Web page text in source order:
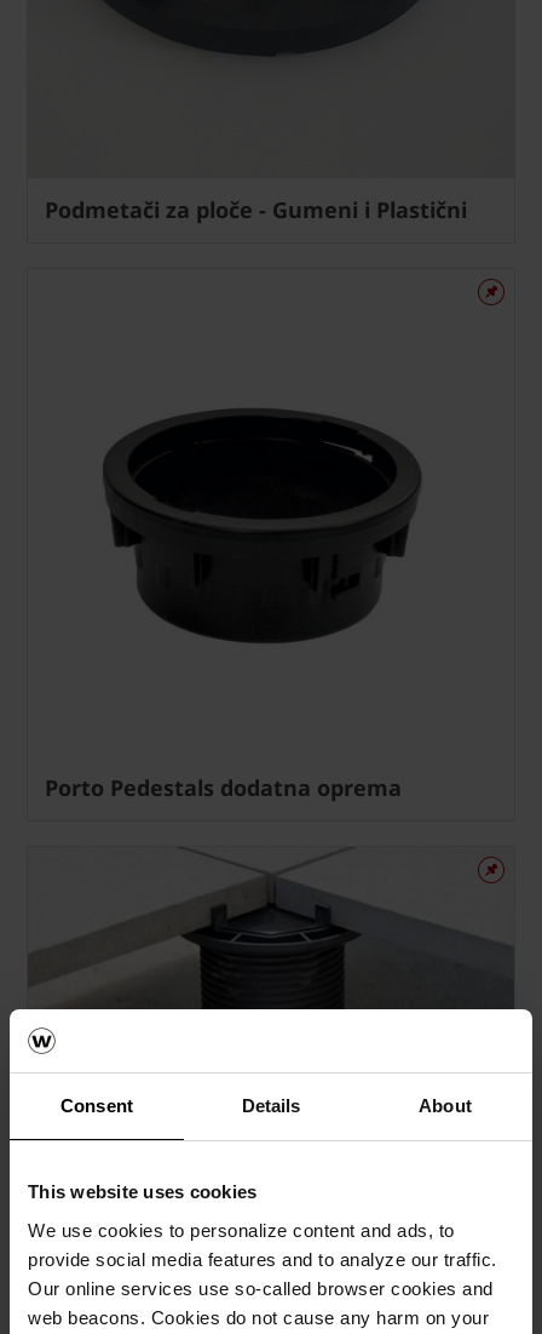
Consent Details About
This website uses cookies
We use cookies to personalize content and ads, to
provide social media features and to analyze our traffic.
Our online services use so-called browser cookies and
web beacons. Cookies do not cause any harm on your
Podmetači za ploče - Gumeni i Plastični
Porto Pedestals dodatna oprema